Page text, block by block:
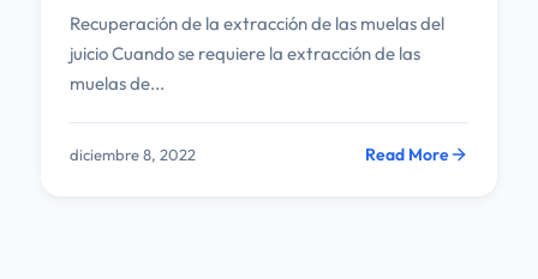
Recuperación de la extracción de las muelas del
juicio Cuando se requiere la extracción de las
muelas de...
diciembre 8, 2022 Read More